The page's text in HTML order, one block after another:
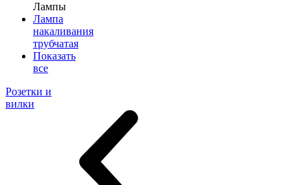
Лампы
Лампа
накаливания
трубчатая
Показать
все
Розетки и
вилки